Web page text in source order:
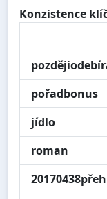
Konzistence
pořadbonus
jídlo
roman